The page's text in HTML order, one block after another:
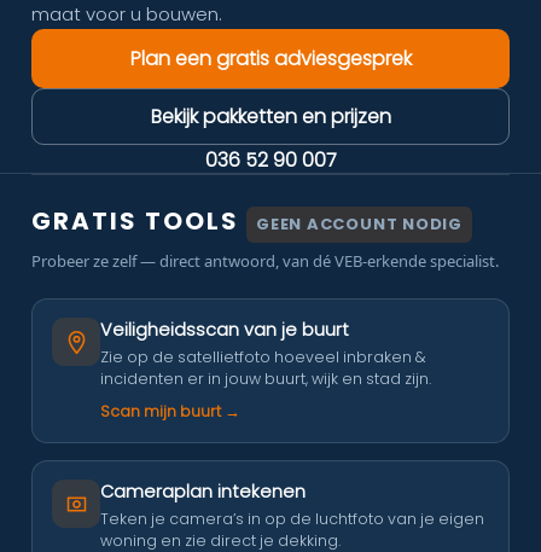
maat voor u bouwen.
Plan een gratis adviesgesprek
Bekijk pakketten en prijzen
036 52 90 007
GRATIS TOOLS GEEN ACCOUNT NODIG
Probeer ze zelf — direct antwoord, van dé VEB-erkende specialist.
Veiligheidsscan van je buurt
Zie op de satellietfoto hoeveel inbraken &
incidenten er in jouw buurt, wijk en stad zijn.
Scan mijn buurt →
Cameraplan intekenen
Teken je camera’s in op de luchtfoto van je eigen
woning en zie direct je dekking.